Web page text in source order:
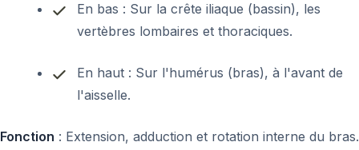
En bas : Sur la crête iliaque (bassin), les
vertèbres lombaires et thoraciques.
En haut : Sur l'humérus (bras), à l'avant de
l'aisselle.
Fonction : Extension, adduction et rotation interne du bras.